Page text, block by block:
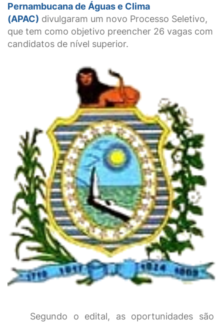
Pernambucana de Águas e Clima
(APAC) divulgaram um novo Processo Seletivo,
que tem como objetivo preencher 26 vagas com
candidatos de nível superior.
Segundo o edital, as oportunidades são